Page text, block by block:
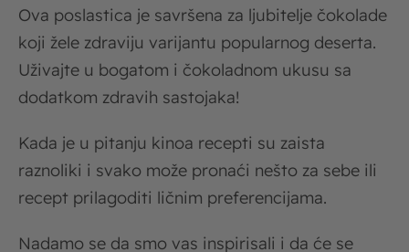
Ova poslastica je savršena za ljubitelje čokolade
koji žele zdraviju varijantu popularnog deserta.
Uživajte u bogatom i čokoladnom ukusu sa
dodatkom zdravih sastojaka!
Kada je u pitanju kinoa recepti su zaista
raznoliki i svako može pronaći nešto za sebe ili
recept prilagoditi ličnim preferencijama.
Nadamo se da smo vas inspirisali i da će se